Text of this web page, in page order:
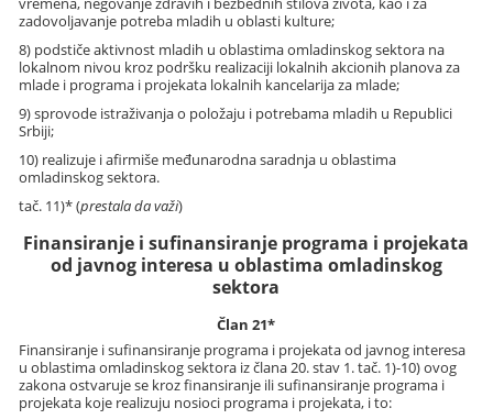
zadovoljavanje potreba mladih u oblasti kulture;
8) podstiče aktivnost mladih u oblastima omladinskog sektora na
lokalnom nivou kroz podršku realizaciji lokalnih akcionih planova za
mlade i programa i projekata lokalnih kancelarija za mlade;
9) sprovode istraživanja o položaju i potrebama mladih u Republici
Srbiji;
10) realizuje i afirmiše međunarodna saradnja u oblastima
omladinskog sektora.
tač. 11)* (prestala da važi)
Finansiranje i sufinansiranje programa i projekata
od javnog interesa u oblastima omladinskog
sektora
Član 21*
Finansiranje i sufinansiranje programa i projekata od javnog interesa
u oblastima omladinskog sektora iz člana 20. stav 1. tač. 1)-10) ovog
zakona ostvaruje se kroz finansiranje ili sufinansiranje programa i
projekata koje realizuju nosioci programa i projekata, i to: